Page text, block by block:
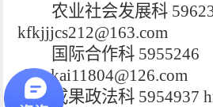
农业社会发展科
kfkjjjcs212@163.com
国际合作科 5955246
zhoukai11804@126.com
成果政法科 5954937